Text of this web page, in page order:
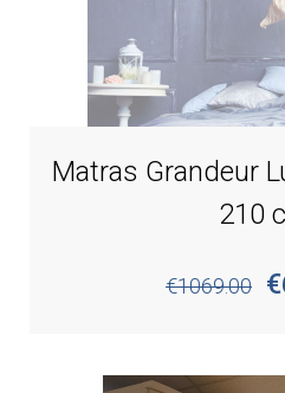
Matras Grandeur
210
€1069.00